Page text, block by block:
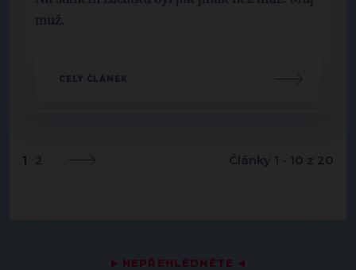
▶ NEPŘEHLÉDNĚTE ◀
muž.
CELÝ ČLÁNEK
1 2 Články 1 - 10 z 20